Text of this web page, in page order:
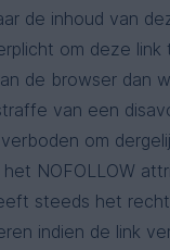
de inhoud van
om deze link
de browser dan
van een
om
NOFOLLOW
steeds het
indien de link